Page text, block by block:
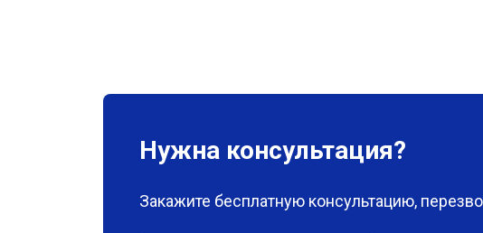
Нужна консультация?
Закажите бесплатную консультацию,